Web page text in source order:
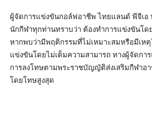
ผู้จัดการแข่งขันกอล์ฟอาชีพ ไทยแลนด์ พีจีเอ
นักกีฬาทุกท่านทราบว่า ต้องทำการแข่งขันโด
หากพบว่ามีพฤติกรรมที่ไม่เหมาะสมหรือมีเหตุ
แข่งขันโดยไม่เต็มความสามารถ ทางผู้จัดกา
การลงโทษตามพระราชบัญญัติส่งเสริมกีฬาอ
โดยโทษสูงสุด